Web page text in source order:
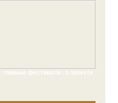
пивные фестивали о проекте